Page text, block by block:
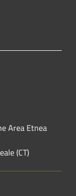
Area Etnea
(CT)